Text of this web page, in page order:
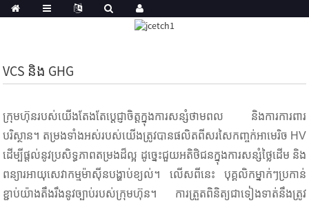
VCS និង GHG
ក្រុមហ៊ុនរបស់យើងតែងតែប្តេជ្ញាចិត្តក្នុងការសន្សំថាមពល និងការការពារ
បរិស្ថាន។ តម្រងទាំងអស់របស់យើងត្រូវបានផលិតពីសរសៃកញ្ចក់អាមេរិច HV
ដើម្បីផ្តល់នូវប្រសិទ្ធភាពតម្រងដ៏ល្អ ដូច្នេះជួយអតិថិជនក្នុងការសន្សំថ្លៃដើម និង
ពន្យារអាយុសេវាកម្មម៉ាស៊ីនបង្ហាប់ខ្យល់។ លើសពីនេះ បុគ្គលិកម្នាក់ៗប្រកាន់
ខ្ជាប់យ៉ាងតឹងរឹងនូវច្បាប់របស់ក្រុមហ៊ុន។ ការត្រួតពិនិត្យជាទៀងទាត់នឹងត្រូវ